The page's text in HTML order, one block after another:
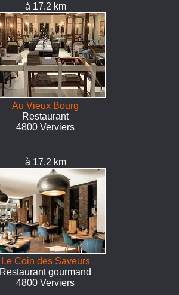
à 17.2 km
Au Vieux Bourg
Restaurant
4800 Verviers
à 17.2 km
Le Coin des Saveurs
Restaurant gourmand
4800 Verviers